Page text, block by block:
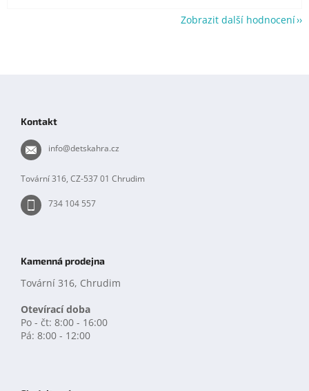
Zobrazit další hodnocení
Kontakt
info@detskahra.cz
Tovární 316, CZ-537 01 Chrudim
734 104 557
Kamenná prodejna
Tovární 316, Chrudim
Otevírací doba
Po - čt: 8:00 - 16:00
Pá: 8:00 - 12:00